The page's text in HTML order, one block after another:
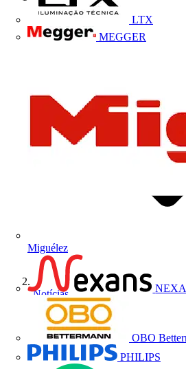
LTX
MEGGER
Miguélez
OBO
PHILIPS
Início
Notícias